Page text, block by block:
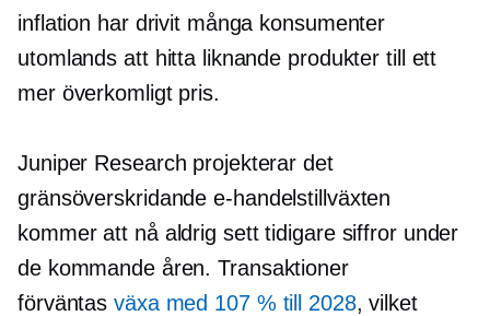
inflation har drivit många konsumenter
utomlands att hitta liknande produkter till ett
mer överkomligt pris.
Juniper Research projekterar det
gränsöverskridande e-handelstillväxten
kommer att nå aldrig sett tidigaresiffror under
de kommande åren. Transaktioner
förväntasväxa med 107 % till 2028, vilket